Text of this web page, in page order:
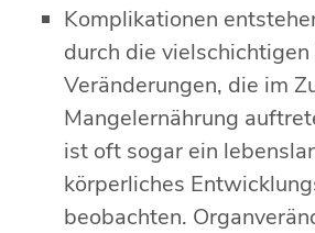
Komplikationen
durch die
Veränderungen, die im
Mangelernährung
ist oft sogar ein
körperliches
beobachten.